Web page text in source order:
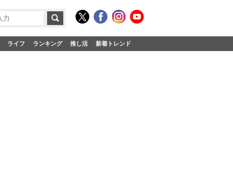
ライフ ランキング 推し活 新着トレンド